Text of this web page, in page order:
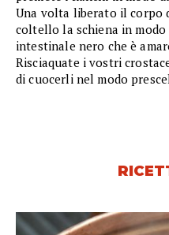
Una volta liberato il corpo
coltello la schiena in
intestinale nero che è
Risciaquate i vostri
di cuocerli nel modo